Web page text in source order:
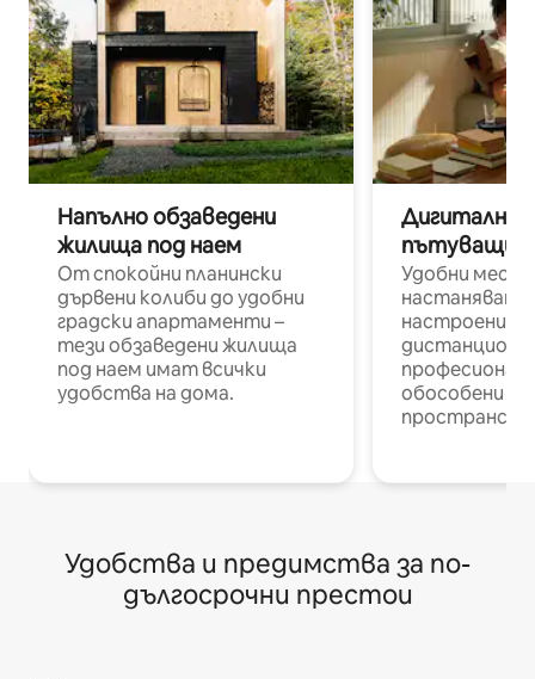
Напълно обзаведени
жилища под наем
От спокойни планински
дървени колиби до удобни
градски апартаменти –
тези обзаведени жилища
под наем имат всички
удобства на дома.
Дигитални
пътуващи
Удобни
настаняване
настроени и
обособени
Удобства и предимства за по-
дългосрочни престои